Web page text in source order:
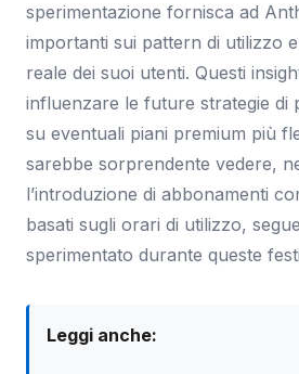
sperimentazione fornisca ad
importanti sui pattern di utilizzo
reale dei suoi utenti. Questi
influenzare le future strategie di
su eventuali piani premium più
sarebbe sorprendente vedere,
l’introduzione di abbonamenti
basati sugli orari di utilizzo,
sperimentato durante queste
Leggi anche: